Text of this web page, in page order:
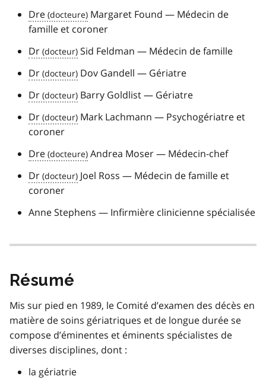
Dre
Margaret Found — Médecin de
famille et coroner
Dr
Sid Feldman — Médecin de famille
Dr
Dov Gandell — Gériatre
Dr
Barry Goldlist — Gériatre
Dr
Mark Lachmann — Psychogériatre et
coroner
Dre
Andrea Moser — Médecin-chef
Dr
Joel Ross — Médecin de famille et
coroner
Anne Stephens — Infirmière clinicienne spécialisée
Résumé
Mis sur pied en 1989, le Comité d’examen des décès en
matière de soins gériatriques et de longue durée se
compose d’éminentes et éminents spécialistes de
diverses disciplines, dont :
la gériatrie